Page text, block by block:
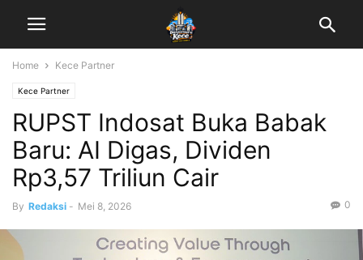
Home Kece Partner
Kece Partner
RUPST Indosat Buka Babak
Baru: AI Digas, Dividen
Rp3,57 Triliun Cair
By Redaksi - Mei 8, 2026 0